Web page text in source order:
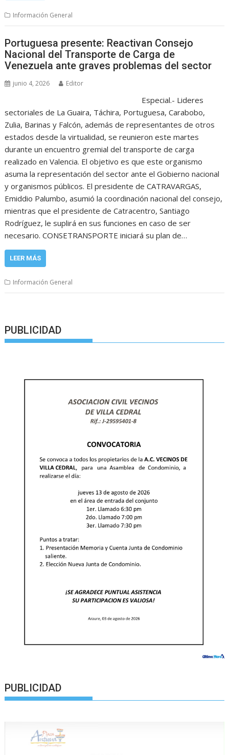
Información General
Portuguesa presente: Reactivan Consejo
Nacional del Transporte de Carga de
Venezuela ante graves problemas del sector
junio 4, 2026 Editor
Especial.- Lideres
sectoriales de La Guaira, Táchira, Portuguesa, Carabobo,
Zulia, Barinas y Falcón, además de representantes de otros
estados desde la virtualidad, se reunieron este martes
durante un encuentro gremial del transporte de carga
realizado en Valencia. El objetivo es que este organismo
asuma la representación del sector ante el Gobierno nacional
y organismos públicos. El presidente de CATRAVARGAS,
Emiddio Palumbo, asumió la coordinación nacional del consejo,
mientras que el presidente de Catracentro, Santiago
Rodríguez, le suplirá en sus funciones en caso de ser
necesario. CONSETRANSPORTE iniciará su plan de…
LEER MÁS
Información General
PUBLICIDAD
PUBLICIDAD